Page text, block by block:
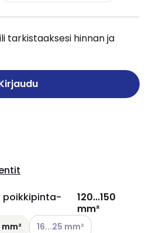
tarkistaaksesi hinnan ja
poikkipinta-
120...150
mm²
vaihtoehdot
mm² Katso käytettävissä olevat
16...25 mm²